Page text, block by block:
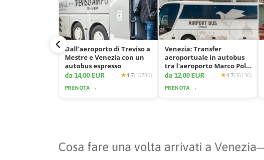
Dall'aeroporto di Treviso a
Mestre e Venezia con un
autobus espresso
da 14,00 EUR 4.7(10786)
PRENOTA →
Venezia: Transfer
aeroportuale in autobus
tra l'aeroporto Marco Polo
e la città
da 12,00 EUR 4.7(30136)
PRENOTA →
Cosa fare una volta arrivati a Venezia